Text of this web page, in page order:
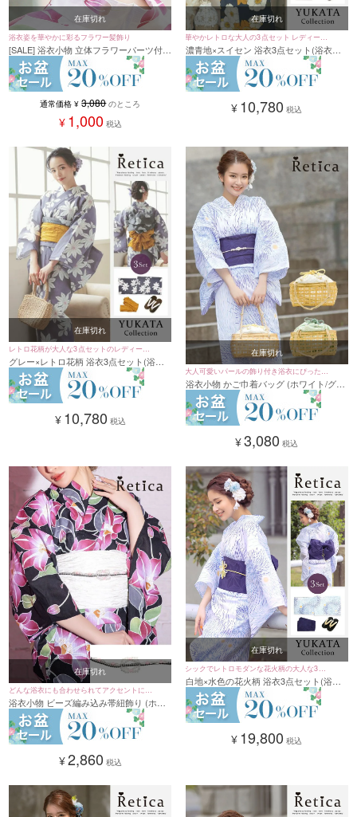
在庫切れ
浴衣姿を華やかに彩るフラワー髪飾り
[SALE] 浴衣小物 立体フラワーパーツ付き
浴衣髪飾り 3点セット (ピンク/ホワイト/
ダスティピンク)
通常価格 ¥ 3,080 のところ
¥ 1,000 税込
在庫切れ
華やかレトロな大人の3点セット レディース
浴衣
濃青地×スイセン 浴衣3点セット(浴衣＋
平帯or作り帯＋下駄)
¥ 10,780 税込
在庫切れ
レトロ花柄が大人な3点セットのレディース
浴衣
グレー×レトロ花柄 浴衣3点セット(浴衣
＋平帯or作り帯＋下駄)
¥ 10,780 税込
在庫切れ
大人可愛いパールの飾り付き浴衣にぴったり
なかご巾着バッグ
浴衣小物 かご巾着バッグ (ホワイト/グリ
ーン)
¥3,080 税込
在庫切れ
どんな浴衣にも合わせられてアクセントにな
るビーズが可愛い帯紐
浴衣小物 ビーズ編み込み帯紐飾り (ホワ
イト×パープル/ブラック×シルバー)
¥2,860 税込
在庫切れ
シックでレトロモダンな花火柄の大人な3点
セットのレディース浴衣
白地×水色の花火柄 浴衣3点セット(浴衣
＋平帯or作り帯＋下駄)
¥ 19,800 税込